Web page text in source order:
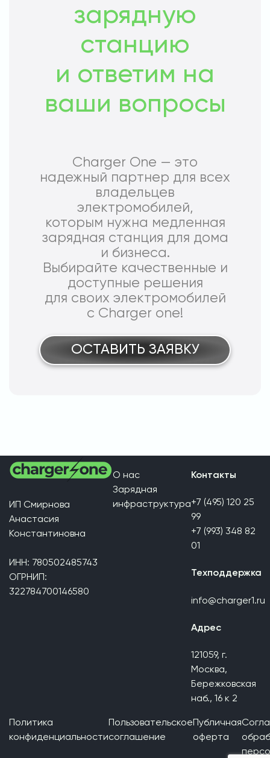
зарядную
станцию
и ответим на
ваши вопросы
Charger One — это
надежный партнер для всех
владельцев
электромобилей,
которым нужна медленная
зарядная станция для дома
и бизнеса.
Выбирайте качественные и
доступные решения
для своих электромобилей
с Charger one!
ОСТАВИТЬ ЗАЯВКУ
ИП Смирнова
Анастасия
Константиновна
ИНН: 780502485743
ОГРНИП:
322784700146580
О нас
Зарядная
инфраструктура
Контакты
+7 (495) 120 25
99
+7 (993) 348 82
01
Техподдержка
info@charger1.ru
Адрес
121059, г.
Москва,
Бережковская
наб., 16 к 2
Политика
конфиденциальности
Пользовательское
соглашение
Публичная
оферта